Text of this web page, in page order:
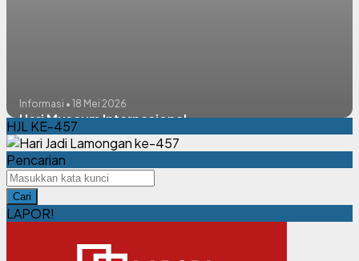
Informasi • 18 Mei 2026
Hari Museum Internasional
HJL KE-457
Pencarian
Cari
LAPOR!